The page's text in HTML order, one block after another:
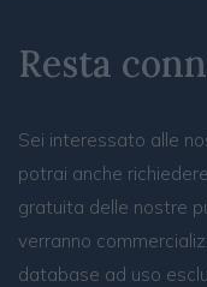
Resta
Sei interessato alle
potrai anche
gratuita delle nostre
verranno
database ad uso